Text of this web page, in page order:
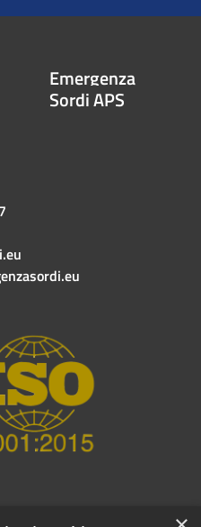
Emergenza
Sordi APS